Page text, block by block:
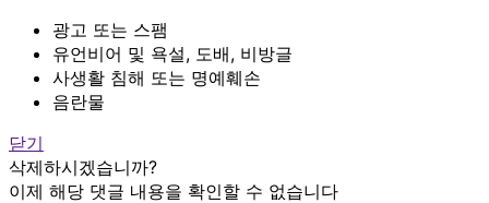
광고 또는 스팸
유언비어 및 욕설, 도배, 비방글
사생활 침해 또는 명예훼손
음란물
닫기
삭제하시겠습니까?
이제 해당 댓글 내용을 확인할 수 없습니다